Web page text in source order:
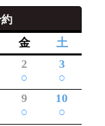
金
土
2
○
3
○
9
○
10
○